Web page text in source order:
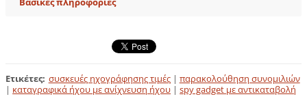
Ετικέτες: συσκευές ηχογράφησης τιμές | παρακολούθηση συνομιλιών
| καταγραφικά ήχου με ανίχνευση ήχου | spy gadget με αντικαταβολή